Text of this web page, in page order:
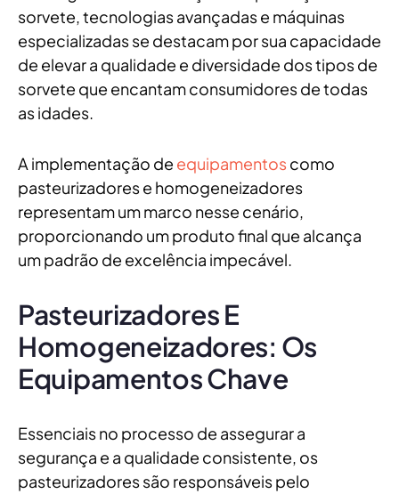
sorvete, tecnologias avançadas e máquinas
especializadas se destacam por sua capacidade
de elevar a qualidade e diversidade dos tipos de
sorvete que encantam consumidores de todas
as idades.
A implementação de equipamentoscomo
pasteurizadores e homogeneizadores
representam um marco nesse cenário,
proporcionando um produto final que alcança
um padrão de excelência impecável.
Pasteurizadores E
Homogeneizadores: Os
Equipamentos Chave
Essenciais no processo de assegurar a
segurança e a qualidade consistente, os
pasteurizadores são responsáveis pelo